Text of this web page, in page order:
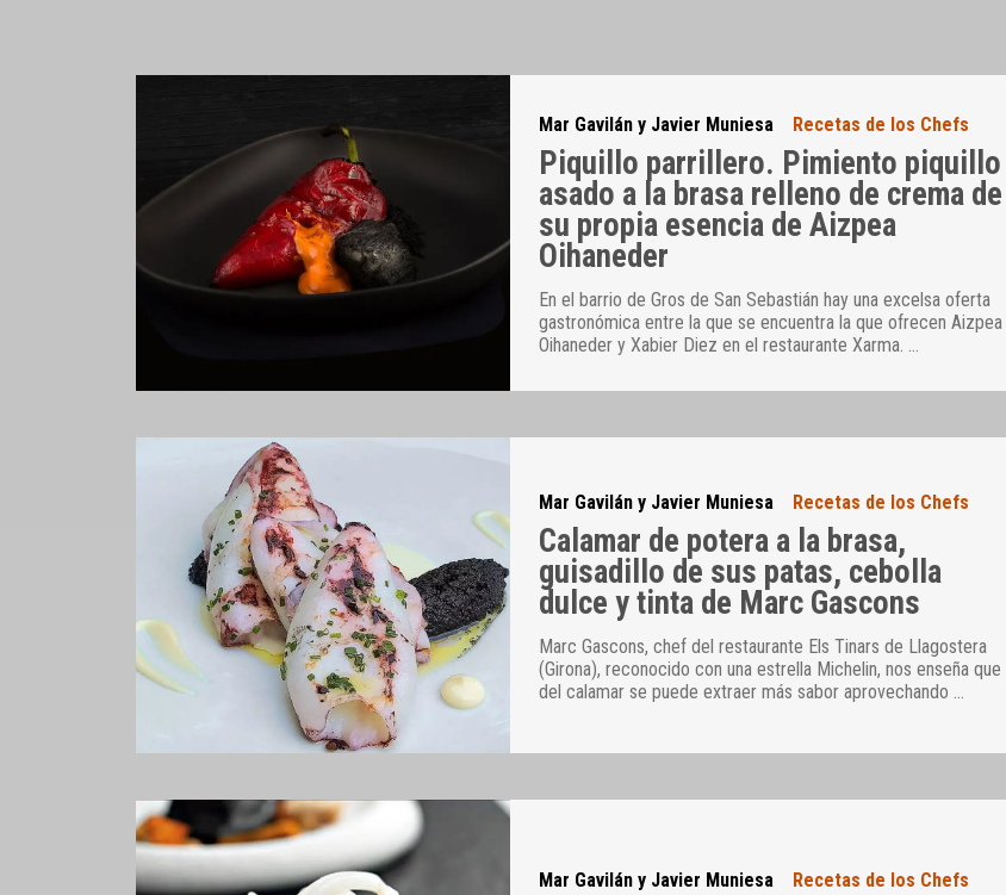
Mar Gavilán y Javier Muniesa Recetas de los Chefs
Piquillo parrillero. Pimiento piquillo
asado a la brasa relleno de crema de
su propia esencia de Aizpea
Oihaneder
En el barrio de Gros de San Sebastián hay una excelsa oferta
gastronómica entre la que se encuentra la que ofrecen Aizpea
Oihaneder y Xabier Diez en el restaurante Xarma. …
Mar Gavilán y Javier Muniesa Recetas de los Chefs
Calamar de potera a la brasa,
guisadillo de sus patas, cebolla
dulce y tinta de Marc Gascons
Marc Gascons, chef del restaurante Els Tinars de Llagostera
(Girona), reconocido con una estrella Michelin, nos enseña que
del calamar se puede extraer más sabor aprovechando …
Mar Gavilán y Javier Muniesa Recetas de los Chefs